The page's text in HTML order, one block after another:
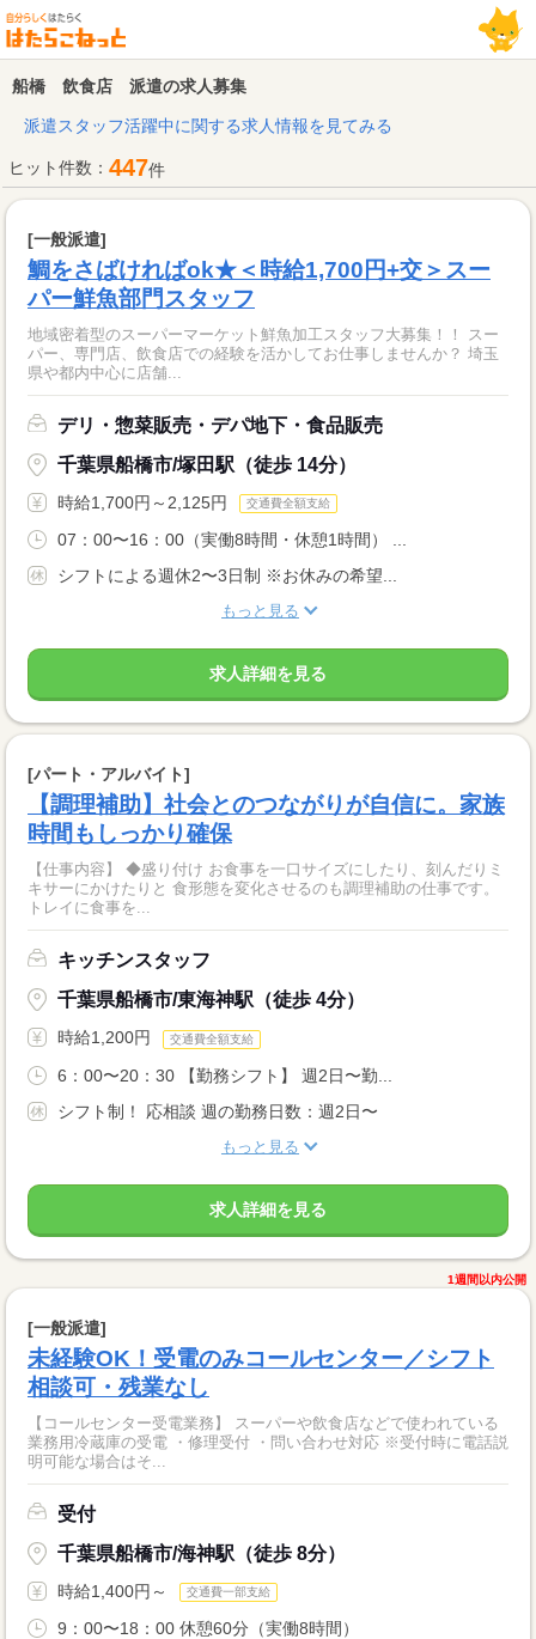
船橋 飲食店 派遣の求人募集
派遣スタッフ活躍中に関する求人情報を見てみる
ヒット件数： 447件
[一般派遣]
鯛をさばければok★＜時給1,700円+交＞スー
パー鮮魚部門スタッフ
地域密着型のスーパーマーケット鮮魚加工スタッフ大募集！！ スー
パー、専門店、飲食店での経験を活かしてお仕事しませんか？ 埼玉
県や都内中心に店舗...
デリ・惣菜販売・デパ地下・食品販売
千葉県船橋市/塚田駅（徒歩 14分）
時給1,700円～2,125円 交通費全額支給
07：00〜16：00（実働8時間・休憩1時間） ...
シフトによる週休2〜3日制 ※お休みの希望...
もっと見る
求人詳細を見る
[パート・アルバイト]
【調理補助】社会とのつながりが自信に。家族
時間もしっかり確保
【仕事内容】 ◆盛り付け お食事を一口サイズにしたり、刻んだりミ
キサーにかけたりと 食形態を変化させるのも調理補助の仕事です。
トレイに食事を...
キッチンスタッフ
千葉県船橋市/東海神駅（徒歩 4分）
時給1,200円 交通費全額支給
6：00〜20：30 【勤務シフト】 週2日〜勤...
シフト制！ 応相談 週の勤務日数：週2日〜
もっと見る
求人詳細を見る
1週間以内公開
[一般派遣]
未経験OK！受電のみコールセンター／シフト
相談可・残業なし
【コールセンター受電業務】 スーパーや飲食店などで使われている
業務用冷蔵庫の受電 ・修理受付 ・問い合わせ対応 ※受付時に電話説
明可能な場合はそ...
受付
千葉県船橋市/海神駅（徒歩 8分）
時給1,400円～ 交通費一部支給
9：00〜18：00 休憩60分（実働8時間）